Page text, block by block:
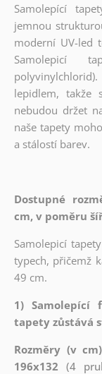
Samolepící
jemnou
moderní UV-led
Samolepicí
lepidlem, takže
nebudou držet
naše tapety
a stálostí barev.
Dostupné
cm, v poměru
Samolepicí
typech, přičemž
49 cm.
1) Samolepící
tapety zůstává
Rozměry (v
196x132 (4